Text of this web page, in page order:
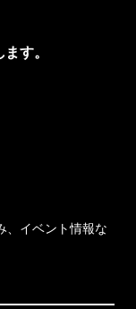
す。
、イベント情報な